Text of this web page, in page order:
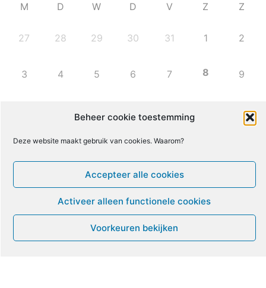
Beheer cookie toestemming
Deze website maakt gebruik van cookies. Waarom?
Accepteer alle cookies
Activeer alleen functionele cookies
Voorkeuren bekijken
M D W D V Z Z
27 28 29 30 31 1 2
3 4 5 6 7 8 9
13 16
17 18 19 20 21
31 1 2 3 4 5 6